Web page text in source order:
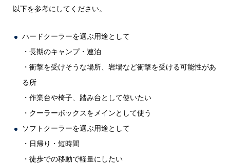
以下を参考にしてください。
ハードクーラーを選ぶ用途として
・長期のキャンプ・連泊
・衝撃を受けそうな場所、岩場など衝撃を受ける可能性があ
る所
・作業台や椅子、踏み台として使いたい
・クーラーボックスをメインとして使う
ソフトクーラーを選ぶ用途として
・日帰り・短時間
・徒歩での移動で軽量にしたい